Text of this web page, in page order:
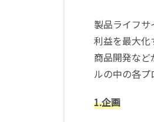
製品ライフ
利益を最大
商品開発な
ルの中の各プ
1.企画